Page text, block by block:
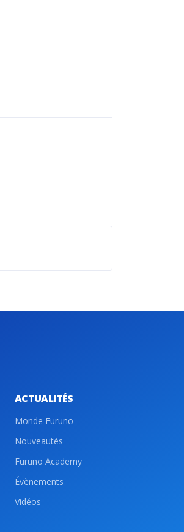
ACTUALITÉS
Monde Furuno
Nouveautés
Furuno Academy
Évènements
Vidéos